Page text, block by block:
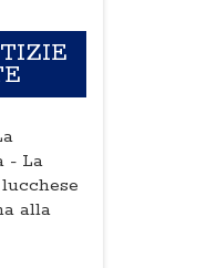
- La
alla